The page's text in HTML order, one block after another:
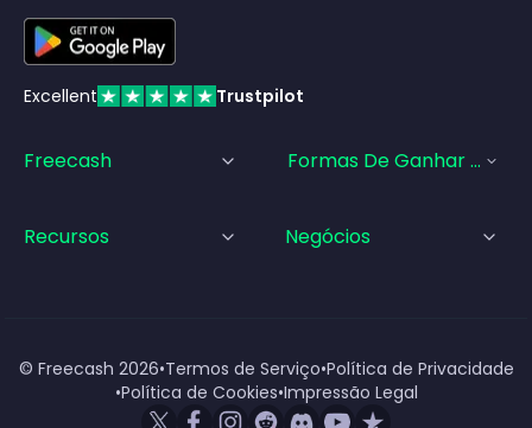
Excellent Trustpilot
Freecash Formas De Ganhar
Recursos Negócios
© Freecash 2026•Termos de Serviço•Política de Privacidade
•Política de Cookies•Impressão Legal